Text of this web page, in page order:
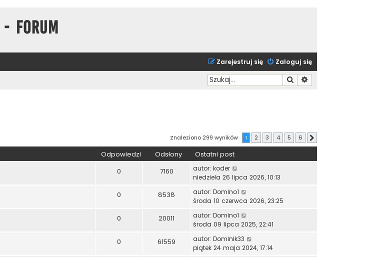
Forum
Zaloguj się
Zarejestruj się
Szukaj
Znaleziono 299 wyników 1 2 3 4 5 6
Odpowiedzi Odsłony Ostatni post
0 7160 autor: koder
niedziela 26 lipca 2026, 10:13
0 8538 autor: Domino1
środa 10 czerwca 2026, 23:25
0 20011 autor: Domino1
środa 09 lipca 2025, 22:41
0 61559 autor: Dominik33
piątek 24 maja 2024, 17:14